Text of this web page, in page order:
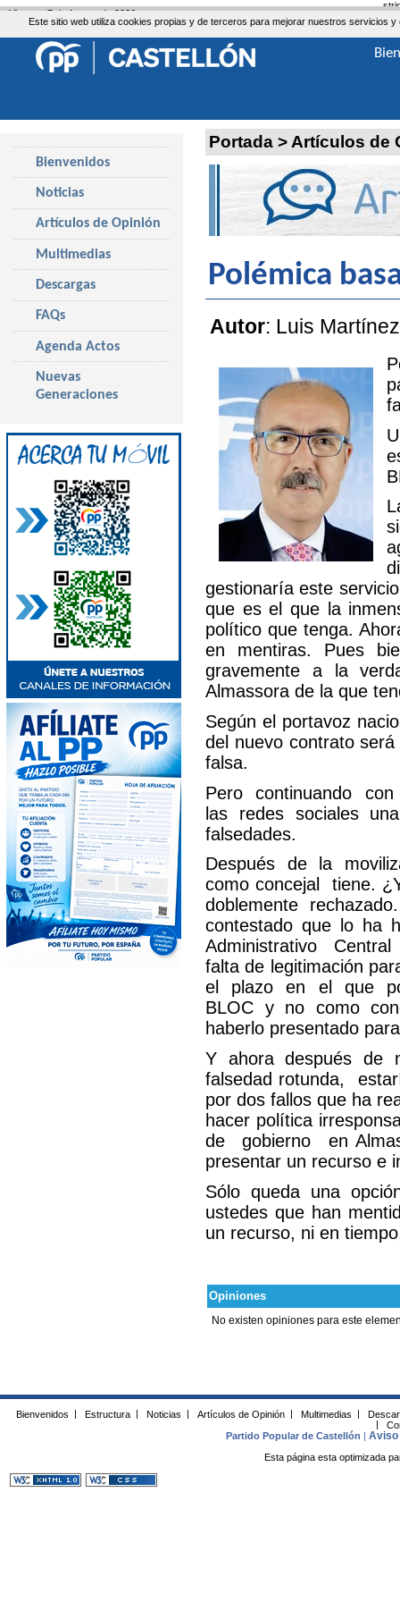
Este sitio web utiliza cookies propias y de terceros para mejorar nuestros servicios
Portada > Artículos de
Polémica
Autor: Luis
gestionaría este
que es el que la
político que tenga.
en mentiras. Pues
gravemente a la
Almassora de la que
Según el portavoz
del nuevo contrato
falsa.
Pero continuando
las redes sociales
falsedades.
Después de la
como concejal tiene.
doblemente
contestado que lo
Administrativo
falta de legitimación
el plazo en el que
BLOC y no como
haberlo presentado
Y ahora después de
falsedad rotunda,
por dos fallos que ha
hacer política
de gobierno en
presentar un recurso e
Sólo queda una
ustedes que han
un recurso, ni en
Opiniones
No existen opiniones para este
Bienvenidos
Noticias
Artículos de Opinión
Multimedias
Descargas
FAQs
Agenda Actos
Nuevas
Generaciones
Viernes, 7 de Agosto de 2026
Bienvenidos | Estructura | Noticias | Artículos de Opinión | Multimedias |
|
Partido Popular de Castellón |Aviso
Esta página esta optimizada